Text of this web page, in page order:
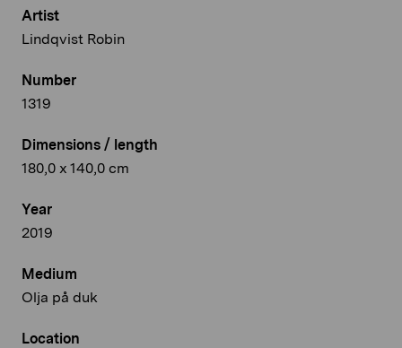
Artist
Lindqvist Robin
Number
1319
Dimensions / length
180,0 x 140,0 cm
Year
2019
Medium
Olja på duk
Location